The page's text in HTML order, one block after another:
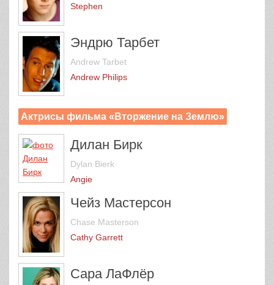
Stephen
Эндрю Тарбет
Andrew Tarbet
Andrew Philips
Актрисы фильма «Вторжение на Землю»
Дилан Бирк
Dylan Bierk
Angie
Чейз Мастерсон
Chase Masterson
Cathy Garrett
Сара ЛаФлёр